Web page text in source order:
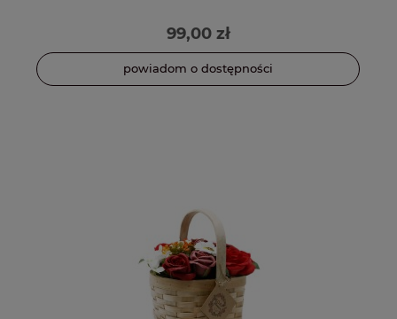
99,00 zł
powiadom o dostępności